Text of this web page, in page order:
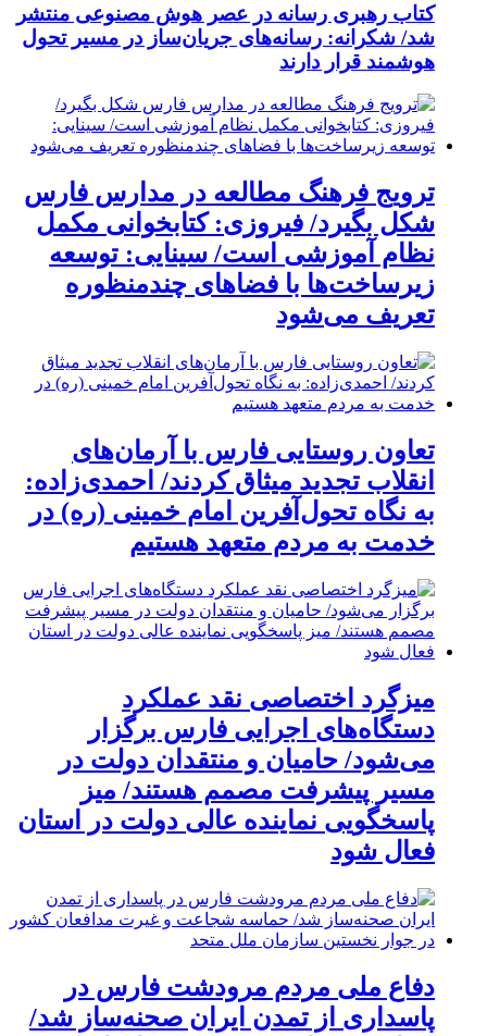
کتاب رهبری رسانه در عصر هوش مصنوعی منتشر
شد/ شکرانه: رسانه‌های جریان‌ساز در مسیر تحول
هوشمند قرار دارند
ترویج فرهنگ مطالعه در مدارس فارس
شکل بگیرد/ فیروزی: کتابخوانی مکمل
نظام آموزشی است/ سینایی: توسعه
زیرساخت‌ها با فضاهای چندمنظوره
تعریف می‌شود
تعاون روستایی فارس با آرمان‌های
انقلاب تجدید میثاق کردند/ احمدی‌زاده:
به نگاه تحول‌آفرین امام خمینی (ره) در
خدمت به مردم متعهد هستیم
میزگرد اختصاصی نقد عملکرد
دستگاه‌های اجرایی فارس برگزار
می‌شود/ حامیان و منتقدان دولت در
مسیر پیشرفت مصمم هستند/ میز
پاسخگویی نماینده عالی دولت در استان
فعال شود
دفاع ملی مردم مرودشت فارس در
پاسداری از تمدن ایران صحنه‌ساز شد/